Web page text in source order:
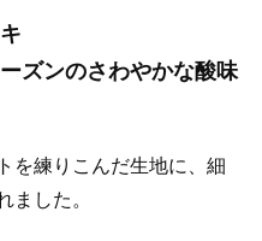
ズンのさわやかな酸味
を練りこんだ生地に、細
ました。